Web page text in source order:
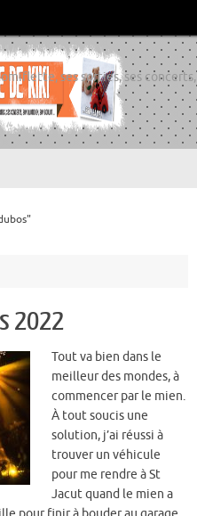
ses sorties, ses concerts,
2022
Tout va bien dans le
meilleur des mondes, à
commencer par le mien.
À tout soucis une
solution, j’ai réussi à
trouver un véhicule
pour me rendre à St
Jacut quand le mien a